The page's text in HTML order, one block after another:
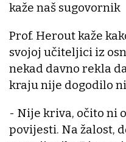
kaže naš sugovornik
Prof. Herout kaže
svojoj učiteljici iz
nekad davno rekla
kraju nije dogodilo
- Nije kriva, očito ni
povijesti. Na žalost,